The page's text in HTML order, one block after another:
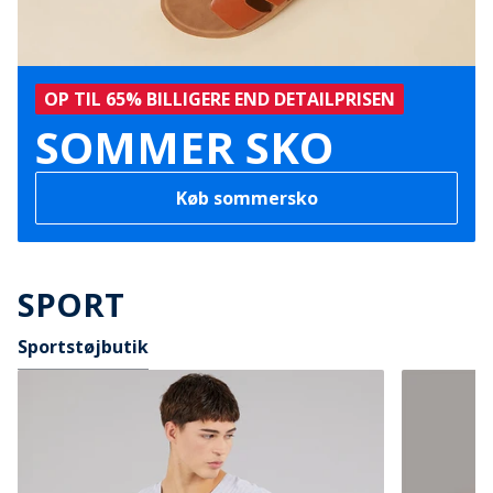
OP TIL 65% BILLIGERE END DETAILPRISEN
SOMMER SKO
Køb sommersko
SPORT
Sportstøjbutik